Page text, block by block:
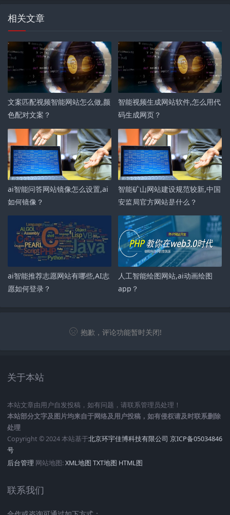
相关文章
文案匹配视频智能网站怎么做,颜
色配对文案？
智能视频生成网站软件,怎么用代
码生成网页？
ai智能问答网站镜像怎么设置,ai
如何镜像？
智能矿山网站建设规范较新,中国
安监局官方网站是什么？
ai智能推荐志愿网站有哪些,AI志
愿如何登录？
人工智能绘图网站,ai动画绘图
app？
抱歉，评论功能暂时关闭!
关于本站
本站文章由用户自发投稿，如有问题，请联系管理员处理！
本站部分文字及图片均来自于网络及用户投稿，如有侵权请及时联系删除
处理
Copyright © 2024 本站基于北京环宇佳博科技有限公司 京ICP备05034846
号
后台管理 网站地图:XML地图 TXT地图 HTML图
联系我们